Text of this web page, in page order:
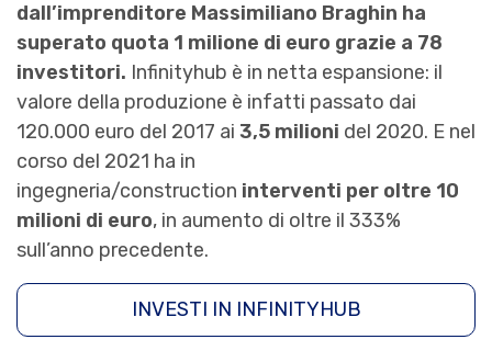
dall’imprenditore Massimiliano Braghin ha
superato quota 1 milione di euro grazie a 78
investitori. Infinityhub è in netta espansione: il
valore della produzione è infatti passato dai
120.000 euro del 2017 ai 3,5 milioni del 2020. E nel
corso del 2021 ha in
ingegneria/construction interventi per oltre 10
milioni di euro, in aumento di oltre il 333%
sull’anno precedente.
INVESTI IN INFINITYHUB